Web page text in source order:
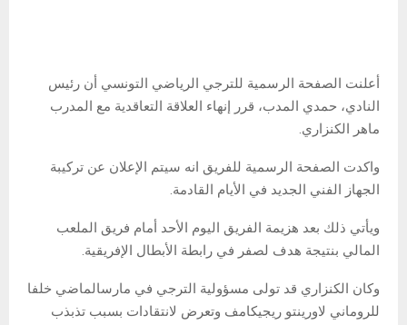
أعلنت الصفحة الرسمية للترجي الرياضي التونسي أن رئيس
النادي، حمدي المدب، قرر إنهاء العلاقة التعاقدية مع المدرب
ماهر الكنزاري.
واكدت الصفحة الرسمية للفريق انه سيتم الإعلان عن تركيبة
الجهاز الفني الجديد في الأيام القادمة.
ويأتي ذلك بعد ‌هزيمة الفريق اليوم الأحد أمام فريق الملعب
المالي بنتيجة هدف لصفر في رابطة الأبطال الإفريقية.
وكان الكنزاري قد تولى مسؤولية الترجي ‌في مارسالماضي خلفا
للروماني لاورينتو ريجيكامف وتعرض لانتقادات بسبب تذبذب